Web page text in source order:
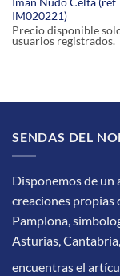
IM020221)
Precio disponible
usuarios registrados.
SENDAS DEL
Disponemos de un
creaciones propias
Pamplona,
Asturias,
encuentras el